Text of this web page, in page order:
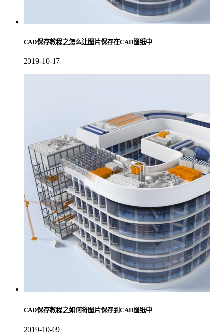
CAD保存教程之怎么让图片保存在CAD图纸中
2019-10-17
CAD保存教程之如何将图片保存到CAD图纸中
2019-10-09